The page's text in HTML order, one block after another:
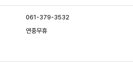
061-379-3532
연중무휴